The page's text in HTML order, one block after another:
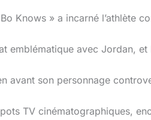
Knows » a incarné l’athlète
emblématique avec Jordan,
avant son personnage
TV cinématographiques,